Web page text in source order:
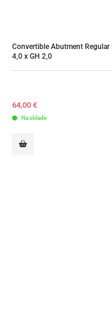
Convertible Abutment Regular
4,0 x GH 2,0
64,00 €
Na sklade